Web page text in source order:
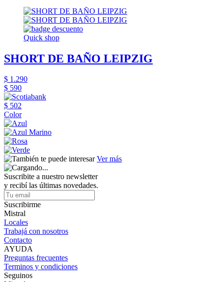
Quick shop
SHORT DE BAÑO LEIPZIG
$ 1.290
$ 590
$ 502
Color
Ver más
Suscribite a nuestro newsletter
y recibí las últimas novedades.
Suscribirme
Mistral
Locales
Trabajá con nosotros
Contacto
AYUDA
Preguntas frecuentes
Terminos y condiciones
Seguinos